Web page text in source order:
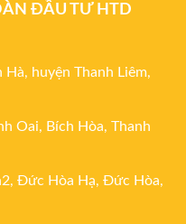
ĐẦU TƯ HTD
huyện Thanh Liêm,
Oai, Bích Hòa, Thanh
Đức Hòa Hạ, Đức Hòa,